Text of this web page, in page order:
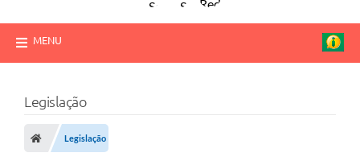
MENU
Legislação
Legislação